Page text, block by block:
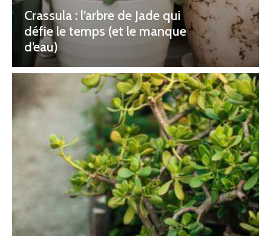
Crassula : l’arbre de Jade qui
défie le temps (et le manque
d’eau)